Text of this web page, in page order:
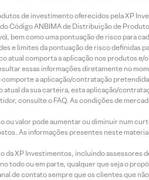
de investimento oferecidos pela XP
Código ANBIMA de Distribuição de
bem como uma pontuação de risco para
e limites da pontuação de risco definidas
comporta a aplicação nos produtos
essas informações diretamente no
a aplicação/contratação
da sua carteira, esta aplicação/
consulte o FAQ. As condições de
valor pode aumentar ou diminuir num
As informações presentes neste
XP Investimentos, incluindo assessores
todo ou em parte, qualquer que seja o
de contato sempre que os clientes que